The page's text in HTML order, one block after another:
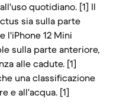
quotidiano. [1] Il
sia sulla parte
l'iPhone 12 Mini
sulla parte anteriore,
alle cadute. [1]
una classificazione
e all'acqua. [1]